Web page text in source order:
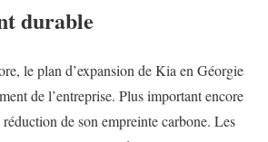
durable
le plan d’expansion de Kia en Géorgie
de l’entreprise. Plus important encore
de son empreinte carbone. Les